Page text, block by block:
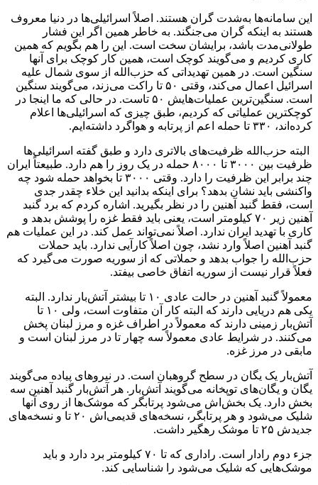
این سامانه‌ها به‌شدت گران هستند. اصلاً اسرائیلی‌ها در دنیا معروف
هستند به اینکه گران می‌جنگند. به خاطر همین اگر این فشار
طولانی‌مدت باشد، برایشان سخت است. این را هم بگویم که همین
کاری کردیم و می‌گویند کوچک است، همین کار کوچک برای آنها
سنگین است. در همین تهدیداتی که حزب‌الله از سوی شمال علیه
اسرائیل اعمال می‌کند، وقتی ۵۰ تا راکت می‌زند، می‌گویند سنگین
است. سنگین‌ترین عملیات‌هایش ۵۰ تاست. در حالی که ما اینجا در
کوچکترین عملیاتی که کردیم، طبق چیزی که اسرائیلی‌ها اعلام
کرده‌اند، ۳۳۰ تا حمله اعم از پرتابه و هواگرد داشته‌ایم.
البته حزب‌الله ظرفیت‌های بالاتری دارد و طبق گفته اسرائیلی‌ها
ظرفیت بین ۳۰۰۰ تا ۸۰۰۰ حمله در یک روز را هم دارد. طبیعتاً ایران
چند برابر این ظرفیت را دارد. وقتی ۳۰۰۰ تا بخواهد حمله شود چه
واکنشی باید نشان بدهد؟ برای اینکه بدانید این خلاء چقدر جدی
است، فقط گنبد آهنین را در نظر بگیرید. اشاره کردم که برد گنبد
آهنین زیر ۷۰ کیلومتر است، یعنی باید فقط غزه را پوشش بدهد و
کاری با تهدید ایران ندارد. اصلاً نمی‌تواند عمل کند. در این عملیات هم
گنبد آهنین اصلاً وارد نشد، چون اصلاً کارآیی ندارد. باید حملات
حزب‌الله را جواب بدهد و حملاتی که از سوریه صورت می‌گیرد که
فعلاً قرار نیست از سوریه اتفاق خاصی بیفتد.
معمولاً گنبد آهنین در حالت عادی ۱۰ تا بیشتر آتش‌بار ندارد. البته
یکی هم دریایی دارند که البته کار آن متفاوت است، ولی ۱۰ تا
آتش‌بار زمینی دارند که معمولاً در اطراف غزه و مرز لبنان پخش
می‌کنند. در شرایط عادی معمولاً سه چهار تا در مرز لبنان است و
مابقی در مرز غزه.
آتش‌بار یک یگان در سطح گروهبان است. در نیروهای پیاده می‌گویند
یگان و یگان‌های توپخانه می‌گویند آتش‌بار. هر آتش‌بار گنبد آهنین سه
بخش دارد. یک بخش‌اش می‌شود پرتابگر که موشک‌ها از روی آنها
شلیک می‌شود و هر پرتابگر، نسخه‌های قدیمی‌اش ۲۰ تا و نسخه‌های
جدیدش ۲۵ تا موشک رهگیر داشت.
جزء دوم رادار است. راداری که تا ۷۰ کیلومتر برد دارد و باید
موشک‌هایی که شلیک می‌شود را شناسایی کند.